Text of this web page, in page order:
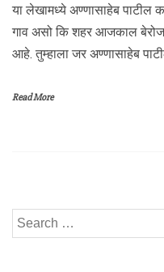
या लेखामध्ये अण्णासाहेब पाटील
गाव असो कि शहर आजकाल
आहे. तुम्हाला जर अण्णासाहेब
Read More
Search
for: